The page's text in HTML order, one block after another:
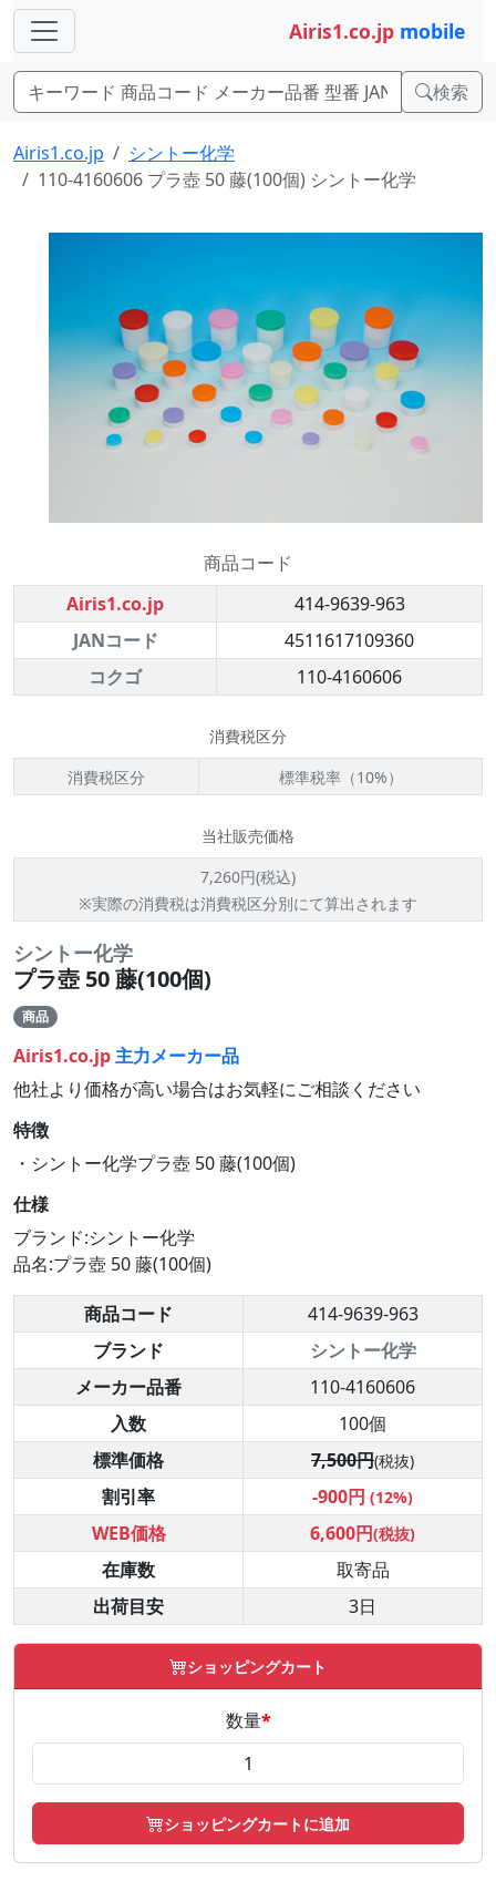
Airis1.co.jp mobile
検索
Airis1.co.jp
シントー化学
110-4160606 プラ壺 50 藤(100個) シントー化学
商品コード
Airis1.co.jp
414-9639-963
JANコード
4511617109360
コクゴ
110-4160606
消費税区分
消費税区分
標準税率（10%）
当社販売価格
7,260円(税込)
※実際の消費税は消費税区分別にて算出されます
シントー化学
プラ壺 50 藤(100個)
商品
Airis1.co.jp主力メーカー品
他社より価格が高い場合はお気軽にご相談ください
特徴
・シントー化学プラ壺 50 藤(100個)
仕様
ブランド:シントー化学
品名:プラ壺 50 藤(100個)
商品コード
414-9639-963
ブランド
シントー化学
メーカー品番
110-4160606
入数
100個
標準価格
7,500円(税抜)
割引率 -900円 (12%)
WEB価格 6,600円(税抜)
在庫数
取寄品
出荷目安
3日
ショッピングカート
数量*
ショッピングカートに追加